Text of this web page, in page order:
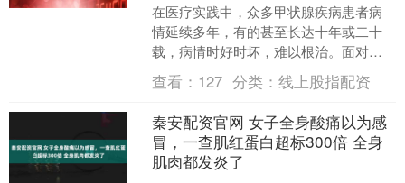
在医疗实践中，众多甲状腺疾病患者病
情延续多年，有的甚至长达十年或二十
载，病情时好时坏，难以根治。面对同
样的病症，有的患者治疗效果显著，而
部分患者治疗进展缓慢，效....
查看： 127 分类：线上股指配资
秦安配资官网 女子全身酸痛以为感
冒，一查肌红蛋白超标300倍 全身
肌肉都发炎了